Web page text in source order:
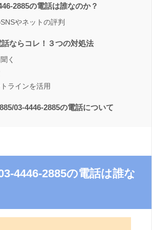
2885の電話は誰なのか？
やネットの評判
ならコレ！３つの対処法
く
ラインを活用
03-4446-2885の電話について
4446-2885の電話は誰な